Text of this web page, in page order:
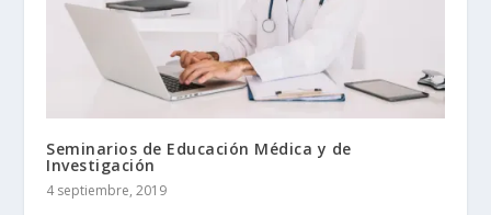
Seminarios de Educación Médica y de
Investigación
4 septiembre, 2019